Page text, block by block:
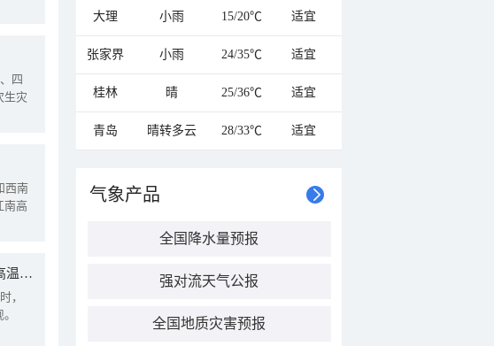
四
生灾
西南
南高
四川陕西等地需警惕降雨叠加致灾 华北南部至江南一带高温频现
，
大理 小雨 15/20℃ 适宜
张家界 小雨 24/35℃ 适宜
桂林 晴 25/36℃ 适宜
青岛 晴转多云 28/33℃ 适宜
气象产品
全国降水量预报
强对流天气公报
全国地质灾害预报